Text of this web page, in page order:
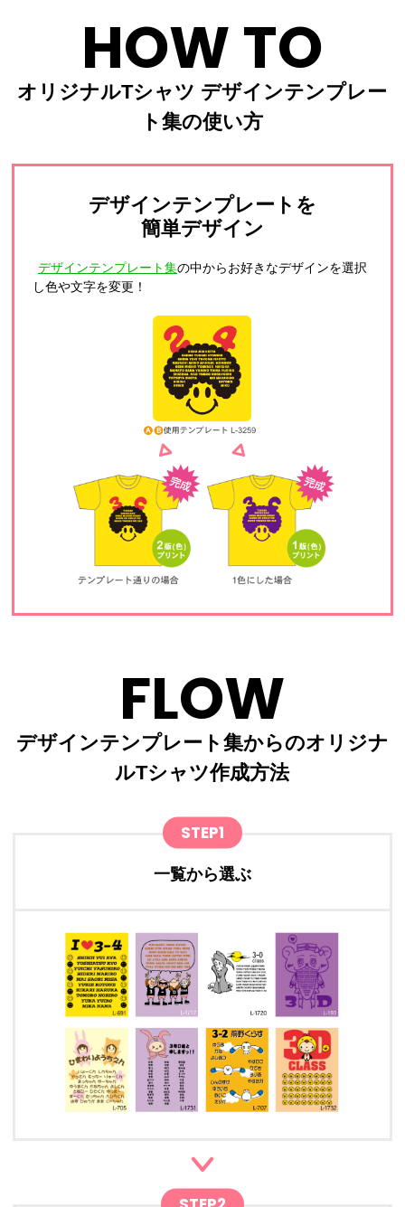
HOW TO
オリジナルTシャツ デザインテンプレー
ト集の使い方
デザインテンプレートを
簡単デザイン
デザインテンプレート集の中からお好きなデザインを選択
し色や文字を変更！
FLOW
デザインテンプレート集からのオリジナ
ルTシャツ作成方法
STEP1
一覧から選ぶ